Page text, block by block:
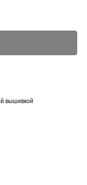
вышивкой